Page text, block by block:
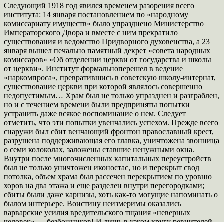
Следующий 1918 год явился временем разорения всего
института: 14 января постановлением по «народному
комиссариату имуществ» было упразднено Министерство
Императорского Двора и вместе с ним прекратило
существования и ведомство Придворного духовенства, а 23
января вышел печально памятный декрет «совета народных
комиссаров» «Об отделении церкви от государства и школы
от церкви». Институт формальноперешел в ведение
«наркомпроса», превратившись в советскую школу-интернат,
существование церкви при которой являлось совершенно
недопустимым… Храм был не только упразднен и разграблен,
но и с течением времени были предприняты попытки
устранить даже всякое воспоминание о нем. Следует
отметить, что эти попытки увенчались успехом. Прежде всего
снаружи был сбит венчающий фронтон православный крест,
разрушена поддерживающая его главка, уничтожена звонница
о семи колоколах, заложены ставшие ненужными окна.
Внутри после многочисленных капитальных переустройств
был не только уничтожен иконостас, но и перекрыт свод
потолка, объем храма был рассечен перекрытием по уровню
хоров на два этажа и еще разделен внутри перегородками;
сбиты были даже карнизы, хоть как-то могущие напоминать о
былом интерьере. Воистину неизмеримы оказались
варварские усилия вредительского тщания «неверных